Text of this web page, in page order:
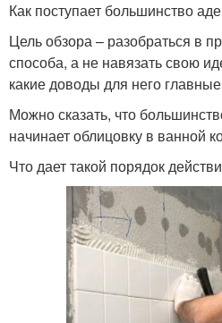
Как поступает большинство
Цель обзора – разобраться в
способа, а не навязать свою
какие доводы для него
Можно сказать, что
начинает облицовку в ванной
Что дает такой порядок